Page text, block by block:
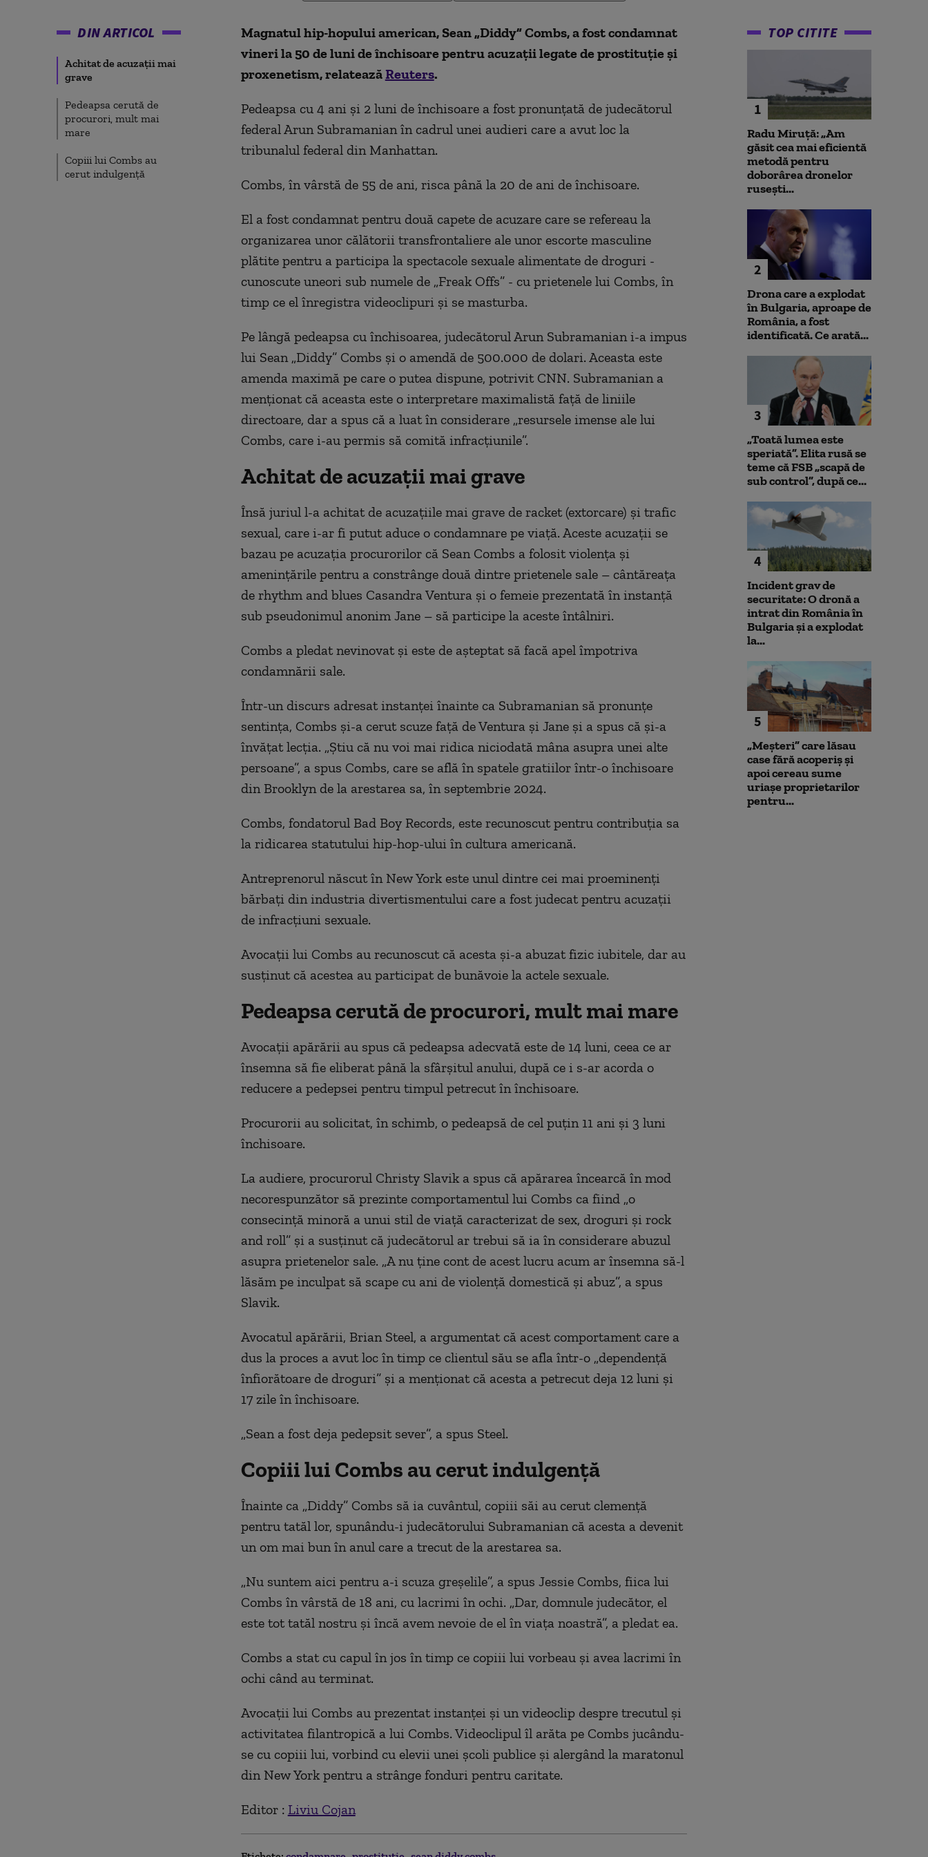
DIN ARTICOL
Achitat de acuzaţii mai
grave
Pedeapsa cerută de
procurori, mult mai
mare
Copiii lui Combs au
cerut indulgenţă
Magnatul hip-hopului american, Sean „Diddy” Combs, a fost condamnat
vineri la 50 de luni de închisoare pentru acuzaţii legate de prostituţie şi
proxenetism, relateazăReuters.
Pedeapsa cu 4 ani şi 2 luni de închisoare a fost pronunţată de judecătorul
federal Arun Subramanian în cadrul unei audieri care a avut loc la
tribunalul federal din Manhattan.
Combs, în vârstă de 55 de ani, risca până la 20 de ani de închisoare.
El a fost condamnat pentru două capete de acuzare care se refereau la
organizarea unor călătorii transfrontaliere ale unor escorte masculine
plătite pentru a participa la spectacole sexuale alimentate de droguri -
cunoscute uneori sub numele de „Freak Offs” - cu prietenele lui Combs, în
timp ce el înregistra videoclipuri şi se masturba.
Pe lângă pedeapsa cu închisoarea, judecătorul Arun Subramanian i-a impus
lui Sean „Diddy” Combs şi o amendă de 500.000 de dolari. Aceasta este
amenda maximă pe care o putea dispune, potrivit CNN. Subramanian a
menţionat că aceasta este o interpretare maximalistă faţă de liniile
directoare, dar a spus că a luat în considerare „resursele imense ale lui
Combs, care i-au permis să comită infracţiunile”.
Achitat de acuzaţii mai grave
Însă juriul l-a achitat de acuzaţiile mai grave de racket (extorcare) şi trafic
sexual, care i-ar fi putut aduce o condamnare pe viaţă. Aceste acuzaţii se
bazau pe acuzaţia procurorilor că Sean Combs a folosit violenţa şi
ameninţările pentru a constrânge două dintre prietenele sale – cântăreaţa
de rhythm and blues Casandra Ventura şi o femeie prezentată în instanţă
sub pseudonimul anonim Jane – să participe la aceste întâlniri.
Combs a pledat nevinovat şi este de aşteptat să facă apel împotriva
condamnării sale.
Într-un discurs adresat instanţei înainte ca Subramanian să pronunţe
sentinţa, Combs şi-a cerut scuze faţă de Ventura şi Jane şi a spus că şi-a
învăţat lecţia. „Ştiu că nu voi mai ridica niciodată mâna asupra unei alte
persoane”, a spus Combs, care se află în spatele gratiilor într-o închisoare
din Brooklyn de la arestarea sa, în septembrie 2024.
Combs, fondatorul Bad Boy Records, este recunoscut pentru contribuţia sa
la ridicarea statutului hip-hop-ului în cultura americană.
Antreprenorul născut în New York este unul dintre cei mai proeminenţi
bărbaţi din industria divertismentului care a fost judecat pentru acuzaţii
de infracţiuni sexuale.
Avocaţii lui Combs au recunoscut că acesta şi-a abuzat fizic iubitele, dar au
susţinut că acestea au participat de bunăvoie la actele sexuale.
Pedeapsa cerută de procurori, mult mai mare
Avocaţii apărării au spus că pedeapsa adecvată este de 14 luni, ceea ce ar
însemna să fie eliberat până la sfârşitul anului, după ce i s-ar acorda o
reducere a pedepsei pentru timpul petrecut în închisoare.
Procurorii au solicitat, în schimb, o pedeapsă de cel puţin 11 ani şi 3 luni
închisoare.
La audiere, procurorul Christy Slavik a spus că apărarea încearcă în mod
necorespunzător să prezinte comportamentul lui Combs ca fiind „o
consecinţă minoră a unui stil de viaţă caracterizat de sex, droguri şi rock
and roll” şi a susţinut că judecătorul ar trebui să ia în considerare abuzul
asupra prietenelor sale. „A nu ţine cont de acest lucru acum ar însemna să-l
lăsăm pe inculpat să scape cu ani de violenţă domestică şi abuz”, a spus
Slavik.
Avocatul apărării, Brian Steel, a argumentat că acest comportament care a
dus la proces a avut loc în timp ce clientul său se afla într-o „dependenţă
înfiorătoare de droguri” şi a menţionat că acesta a petrecut deja 12 luni şi
17 zile în închisoare.
„Sean a fost deja pedepsit sever”, a spus Steel.
Copiii lui Combs au cerut indulgenţă
Înainte ca „Diddy” Combs să ia cuvântul, copiii săi au cerut clemenţă
pentru tatăl lor, spunându-i judecătorului Subramanian că acesta a devenit
un om mai bun în anul care a trecut de la arestarea sa.
„Nu suntem aici pentru a-i scuza greşelile”, a spus Jessie Combs, fiica lui
Combs în vârstă de 18 ani, cu lacrimi în ochi. „Dar, domnule judecător, el
este tot tatăl nostru şi încă avem nevoie de el în viaţa noastră”, a pledat ea.
Combs a stat cu capul în jos în timp ce copiii lui vorbeau şi avea lacrimi în
ochi când au terminat.
Avocaţii lui Combs au prezentat instanţei şi un videoclip despre trecutul şi
activitatea filantropică a lui Combs. Videoclipul îl arăta pe Combs jucându-
se cu copiii lui, vorbind cu elevii unei şcoli publice şi alergând la maratonul
din New York pentru a strânge fonduri pentru caritate.
Editor : Liviu Cojan
TOP CITITE
1
Radu Miruță: „Am
găsit cea mai eficientă
metodă pentru
doborârea dronelor
rusești...
2
Drona care a explodat
în Bulgaria, aproape de
România, a fost
identificată. Ce arată...
3
„Toată lumea este
speriată”. Elita rusă se
teme că FSB „scapă de
sub control”, după ce...
4
Incident grav de
securitate: O dronă a
intrat din România în
Bulgaria şi a explodat
la...
5
„Meșteri” care lăsau
case fără acoperiș și
apoi cereau sume
uriașe proprietarilor
pentru...